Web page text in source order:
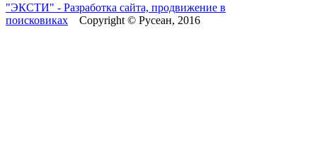
"ЭКСТИ" - Разработка сайта, продвижение в
поисковиках Copyright © Русеан, 2016